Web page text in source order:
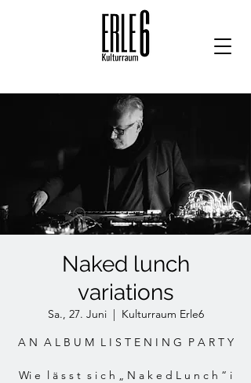
Naked lunch
variations
Sa., 27. Juni
  |
Kulturraum Erle6
A N A L B U M L I S T E N I N G P A R T Y
Wi e l ä s s t s i c h „ N a k e d L u n c h “ i